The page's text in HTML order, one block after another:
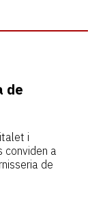
de
i
conviden a
de